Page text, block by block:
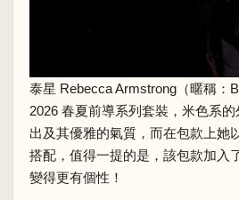
泰星 Rebecca Armstrong（暱稱：
2026 春夏前導系列套裝，米色系
出及其優雅的氣質，而在包款上她
搭配，值得一提的是，該包款加入
變得更有個性！